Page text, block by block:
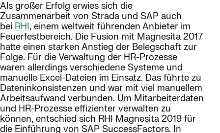
Als großer Erfolg erwies sich die
Zusammenarbeit von Strada und SAP auch
bei RHI, einem weltweit führenden Anbieter im
Feuerfestbereich. Die Fusion mit Magnesita 2017
hatte einen starken Anstieg der Belegschaft zur
Folge. Für die Verwaltung der HR-Prozesse
waren allerdings verschiedene Systeme und
manuelle Excel-Dateien im Einsatz. Das führte zu
Dateninkonsistenzen und war mit viel manuellem
Arbeitsaufwand verbunden. Um Mitarbeiterdaten
und HR-Prozesse effizienter verwalten zu
können, entschied sich RHI Magnesita 2019 für
die Einführung von SAP SuccessFactors. In